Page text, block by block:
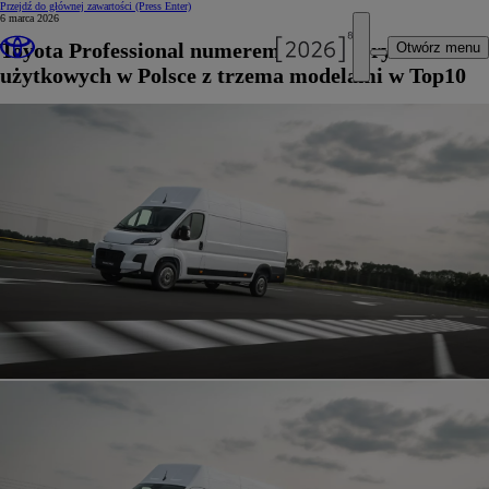
Przejdź do głównej zawartości (Press Enter)
Otwórz menu
6 marca 2026
Toyota Professional numerem jeden na rynku aut
użytkowych w Polsce z trzema modelami w Top10